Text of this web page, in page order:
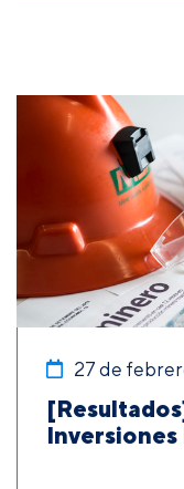
27 de
Inversiones